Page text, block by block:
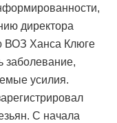
директора
ВОЗ Ханса Клюге
заболевание,
усилия.
С начала